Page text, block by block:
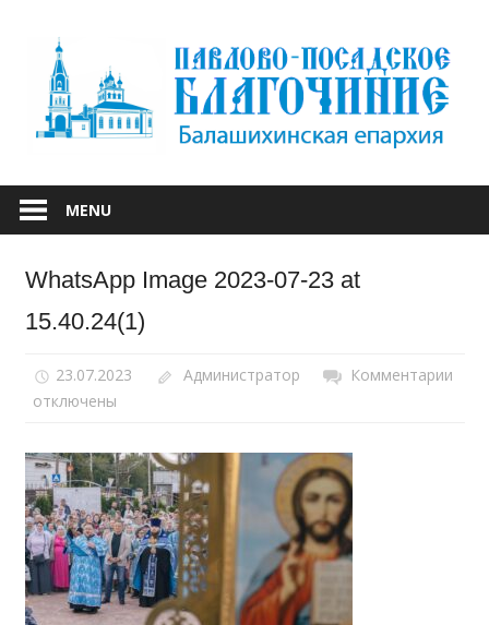
content
ПАВЛОВО-
ПОСАДСКОЕ
MENU
WhatsApp Image 2023-07-23 at
15.40.24(1)
23.07.2023 Администратор Комментарии
отключены